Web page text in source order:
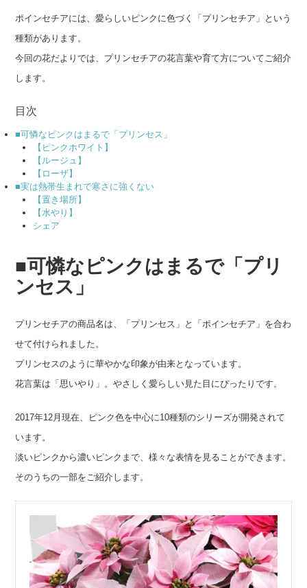
ポインセチアには、愛らしいピンクに色づく「プリンセチア」という
種類があります。
今回の花だよりでは、プリンセチアの花言葉や育て方についてご紹介
します。
目次
■可憐なピンクはまるで「プリンセス」
【ピンクホワイト】
【ルージュ】
【ローザ】
■実は熱帯生まれで寒さに強くない
【置き場所】
【水やり】
シェア
■可憐なピンクはまるで「プリ
ンセス」
プリンセチアの商品名は、「プリンセス」と「ポインセチア」を合わ
せて付けられました。
プリンセスのように華やかな印象が由来となっています。
花言葉は「思いやり」。やさしく愛らしい見た目にぴったりです。
2017年12月現在、ピンク色を中心に10種類のシリーズが開発されて
います。
淡いピンクから濃いピンクまで、様々な表情を見ることができます。
そのうちの一部をご紹介します。